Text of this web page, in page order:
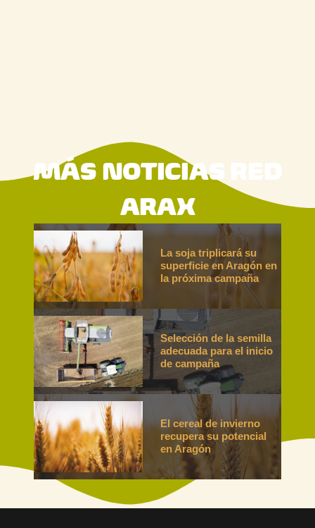
MÁS NOTICIAS RED
ARAX
La soja triplicará su
superficie en Aragón en
la próxima campaña
Selección de la semilla
adecuada para el inicio
de campaña
El cereal de invierno
recupera su potencial
en Aragón